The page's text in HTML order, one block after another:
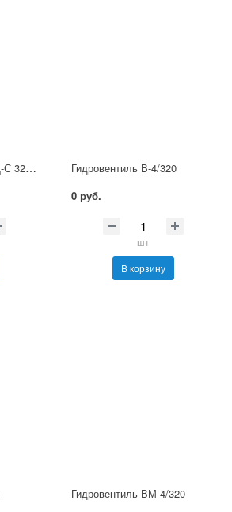
Делитель потока МКД-С 32/32
Гидровентиль В-4/320
0 руб.
шт
В корзину
Гидровентиль ВМ-4/320